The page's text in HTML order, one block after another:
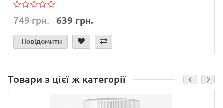
749 грн. 639 грн.
Повідомити
Товари з цієї ж категорії